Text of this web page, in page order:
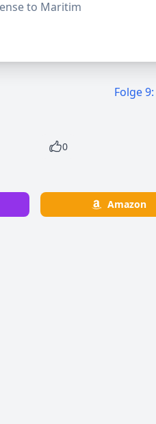
to Maritim
Folge
0
Amazon